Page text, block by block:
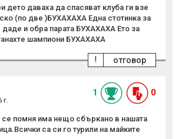
дето даваха да спасяват клуба ги взе
(по две )БУХАХАХА Една стотинка за
даде и обра парата БУХАХАХА Ето за
шампиони БУХАХАХА
отговор
!
г.
1 0
се помня има нещо сбъркано в нашата
са си го турили на майките